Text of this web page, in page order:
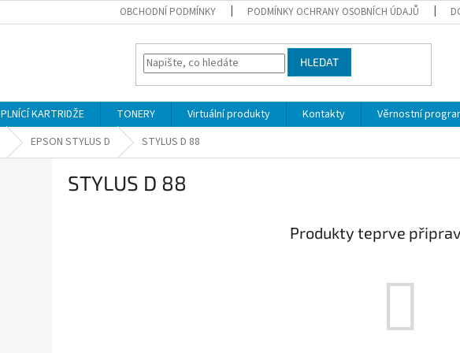
OBCHODNÍ PODMÍNKY PODMÍNKY OCHRANY OSOBNÍCH ÚDAJŮ
HLEDAT
PLNÍCÍ KARTRIDŽE TONERY Virtuální produkty Kontakty Věrnostní
EPSON STYLUS D STYLUS D 88
STYLUS D 88
Produkty teprve